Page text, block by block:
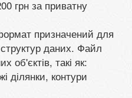
грн за приватну
призначений для
структур даних. Файл
об'єктів, такі як:
ділянки, контури